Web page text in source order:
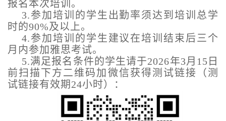
报名本次培训。
3.参加培训的学生出勤率须达到培训总学
时的90%及以上。
4.参加培训的学生建议在培训结束后三个
月内参加雅思考试。
5.满足报名条件的学生请于2026年3月15日
前扫描下方二维码加微信获得测试链接（测
试链接有效期24小时）：